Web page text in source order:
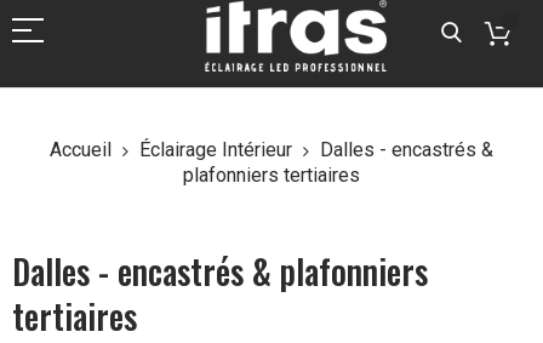
Accueil Éclairage Intérieur
Dalles - encastrés &
plafonniers tertiaires
Dalles - encastrés & plafonniers
tertiaires